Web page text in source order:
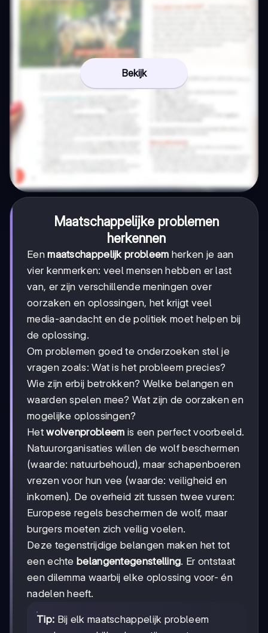
Bekijk
Maatschappelijke problemen
herkennen
Eenmaatschappelijk probleem herken je aan
vier kenmerken: veel mensen hebben er last
van, er zijn verschillende meningen over
oorzaken en oplossingen, het krijgt veel
media-aandacht en de politiek moet helpen bij
de oplossing.
Om problemen goed te onderzoeken stel je
vragen zoals: Wat is het probleem precies?
Wie zijn erbij betrokken? Welke belangen en
waarden spelen mee? Wat zijn de oorzaken en
mogelijke oplossingen?
Hetwolvenprobleem is een perfect voorbeeld.
Natuurorganisaties willen de wolf beschermen
(waarde: natuurbehoud), maar schapenboeren
vrezen voor hun vee (waarde: veiligheid en
inkomen). De overheid zit tussen twee vuren:
Europese regels beschermen de wolf, maar
burgers moeten zich veilig voelen.
Deze tegenstrijdige belangen maken het tot
een echtebelangentegenstelling. Er ontstaat
een dilemma waarbij elke oplossing voor- én
nadelen heeft.
Tip: Bij elk maatschappelijk probleem